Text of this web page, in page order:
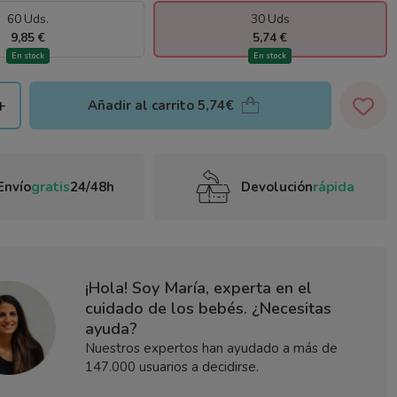
60 Uds.
9,85 €
En stock
30 Uds
5,74 €
En stock
Añadir al carrito5,74€
gratis24/48h Devoluciónrápida
¡Hola! Soy María, experta en el
cuidado de los bebés. ¿Necesitas
ayuda?
Nuestros expertos han ayudado a más de
147.000 usuarios a decidirse.